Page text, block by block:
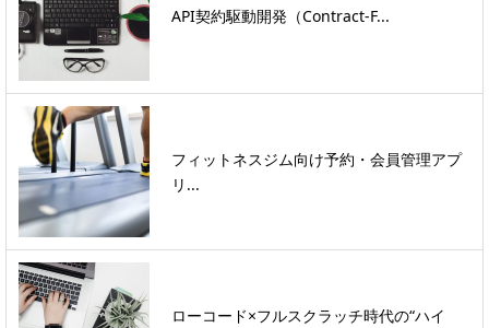
API契約駆動開発（Contract-F...
フィットネスジム向け予約・会員管理アプ
リ...
ローコード×フルスクラッチ時代の“ハイ